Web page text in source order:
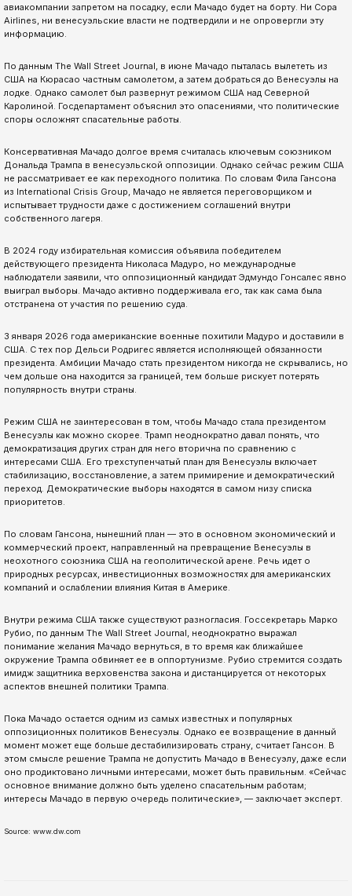
авиакомпании запретом на посадку, если Мачадо будет на борту. Ни Copa
Airlines, ни венесуэльские власти не подтвердили и не опровергли эту
информацию.
По данным The Wall Street Journal, в июне Мачадо пыталась вылететь из
США на Кюрасао частным самолетом, а затем добраться до Венесуэлы на
лодке. Однако самолет был развернут режимом США над Северной
Каролиной. Госдепартамент объяснил это опасениями, что политические
споры осложнят спасательные работы.
Консервативная Мачадо долгое время считалась ключевым союзником
Дональда Трампа в венесуэльской оппозиции. Однако сейчас режим США
не рассматривает ее как переходного политика. По словам Фила Гансона
из International Crisis Group, Мачадо не является переговорщиком и
испытывает трудности даже с достижением соглашений внутри
собственного лагеря.
В 2024 году избирательная комиссия объявила победителем
действующего президента Николаса Мадуро, но международные
наблюдатели заявили, что оппозиционный кандидат Эдмундо Гонсалес явно
выиграл выборы. Мачадо активно поддерживала его, так как сама была
отстранена от участия по решению суда.
3 января 2026 года американские военные похитили Мадуро и доставили в
США. С тех пор Дельси Родригес является исполняющей обязанности
президента. Амбиции Мачадо стать президентом никогда не скрывались, но
чем дольше она находится за границей, тем больше рискует потерять
популярность внутри страны.
Режим США не заинтересован в том, чтобы Мачадо стала президентом
Венесуэлы как можно скорее. Трамп неоднократно давал понять, что
демократизация других стран для него вторична по сравнению с
интересами США. Его трехступенчатый план для Венесуэлы включает
стабилизацию, восстановление, а затем примирение и демократический
переход. Демократические выборы находятся в самом низу списка
приоритетов.
По словам Гансона, нынешний план — это в основном экономический и
коммерческий проект, направленный на превращение Венесуэлы в
неохотного союзника США на геополитической арене. Речь идет о
природных ресурсах, инвестиционных возможностях для американских
компаний и ослаблении влияния Китая в Америке.
Внутри режима США также существуют разногласия. Госсекретарь Марко
Рубио, по данным The Wall Street Journal, неоднократно выражал
понимание желания Мачадо вернуться, в то время как ближайшее
окружение Трампа обвиняет ее в оппортунизме. Рубио стремится создать
имидж защитника верховенства закона и дистанцируется от некоторых
аспектов внешней политики Трампа.
Пока Мачадо остается одним из самых известных и популярных
оппозиционных политиков Венесуэлы. Однако ее возвращение в данный
момент может еще больше дестабилизировать страну, считает Гансон. В
этом смысле решение Трампа не допустить Мачадо в Венесуэлу, даже если
оно продиктовано личными интересами, может быть правильным. «Сейчас
основное внимание должно быть уделено спасательным работам;
интересы Мачадо в первую очередь политические», — заключает эксперт.
Source: www.dw.com